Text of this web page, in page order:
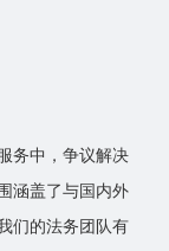
务中，争议解决
涵盖了与国内外
们的法务团队有